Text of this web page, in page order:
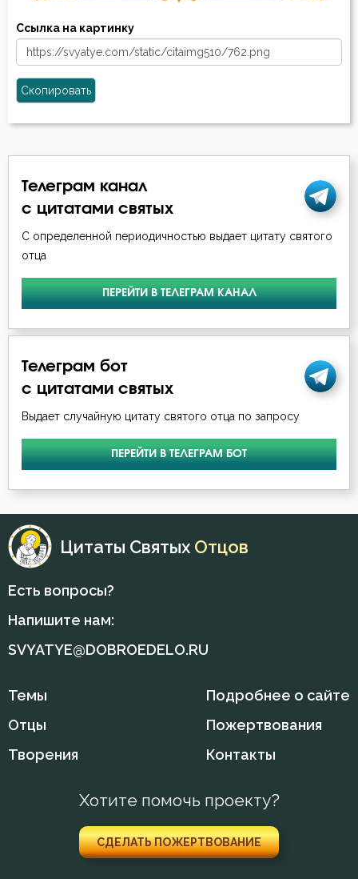
Ссылка на картинку
Скопировать
Телеграм канал
с цитатами святых
С определенной периодичностью выдает цитату святого
отца
ПЕРЕЙТИ В ТЕЛЕГРАМ КАНАЛ
Телеграм бот
с цитатами святых
Выдает случайную цитату святого отца по запросу
ПЕРЕЙТИ В ТЕЛЕГРАМ БОТ
Цитаты Святых Отцов
Есть вопросы?
Напишите нам:
SVYATYE@DOBROEDELO.RU
Темы
Отцы
Творения
Подробнее о сайте
Пожертвования
Контакты
Хотите помочь проекту?
СДЕЛАТЬ ПОЖЕРТВОВАНИЕ